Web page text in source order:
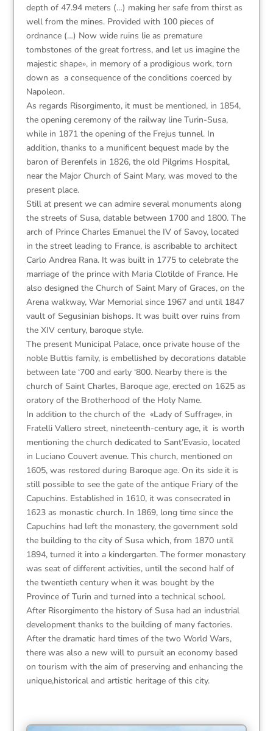
depth of 47.94 meters (…) making her safe from thirst as
well from the mines. Provided with 100 pieces of
ordnance (…) Now wide ruins lie as premature
tombstones of the great fortress, and let us imagine the
majestic shape», in memory of a prodigious work, torn
down as a consequence of the conditions coerced by
Napoleon.
As regards Risorgimento, it must be mentioned, in 1854,
the opening ceremony of the railway line Turin-Susa,
while in 1871 the opening of the Frejus tunnel. In
addition, thanks to a munificent bequest made by the
baron of Berenfels in 1826, the old Pilgrims Hospital,
near the Major Church of Saint Mary, was moved to the
present place.
Still at present we can admire several monuments along
the streets of Susa, datable between 1700 and 1800. The
arch of Prince Charles Emanuel the IV of Savoy, located
in the street leading to France, is ascribable to architect
Carlo Andrea Rana. It was built in 1775 to celebrate the
marriage of the prince with Maria Clotilde of France. He
also designed the Church of Saint Mary of Graces, on the
Arena walkway, War Memorial since 1967 and until 1847
vault of Segusinian bishops. It was built over ruins from
the XIV century, baroque style.
The present Municipal Palace, once private house of the
noble Buttis family, is embellished by decorations datable
between late ‘700 and early ‘800. Nearby there is the
church of Saint Charles, Baroque age, erected on 1625 as
oratory of the Brotherhood of the Holy Name.
In addition to the church of the «Lady of Suffrage», in
Fratelli Vallero street, nineteenth-century age, it is worth
mentioning the church dedicated to Sant’Evasio, located
in Luciano Couvert avenue. This church, mentioned on
1605, was restored during Baroque age. On its side it is
still possible to see the gate of the antique Friary of the
Capuchins. Established in 1610, it was consecrated in
1623 as monastic church. In 1869, long time since the
Capuchins had left the monastery, the government sold
the building to the city of Susa which, from 1870 until
1894, turned it into a kindergarten. The former monastery
was seat of different activities, until the second half of
the twentieth century when it was bought by the
Province of Turin and turned into a technical school.
After Risorgimento the history of Susa had an industrial
development thanks to the building of many factories.
After the dramatic hard times of the two World Wars,
there was also a new will to pursuit an economy based
on tourism with the aim of preserving and enhancing the
unique,historical and artistic heritage of this city.